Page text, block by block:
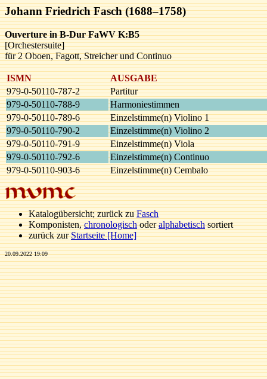
Johann Friedrich Fasch (1688–1758)
Ouverture in B-Dur FaWV K:B5
[Orchestersuite]
für 2 Oboen, Fagott, Streicher und Continuo
ISMN
AUSGABE
979-0-50110-787-2
Partitur
979-0-50110-788-9
Harmoniestimmen
979-0-50110-789-6
Einzelstimme(n) Violino 1
979-0-50110-790-2
Einzelstimme(n) Violino 2
979-0-50110-791-9
Einzelstimme(n) Viola
979-0-50110-792-6
Einzelstimme(n) Continuo
979-0-50110-903-6
Einzelstimme(n) Cembalo
Katalogübersicht; zurück zuFasch
Komponisten,chronologischoderalphabetischsortiert
zurück zurStartseite [Home]
20.09.2022 19:09